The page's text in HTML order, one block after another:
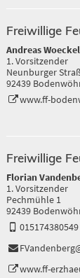
Freiwillige
Andreas Woeckel
1. Vorsitzender
Neunburger
92439
www.ff-
Freiwillige
Florian
1. Vorsitzender
Pechmühle 1
92439
015174380549
www.ff-